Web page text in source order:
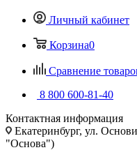
Личный кабинет
Корзина0
Сравнение
8 800 600-81-40
Контактная информация
Екатеринбург, ул.
"Основа")